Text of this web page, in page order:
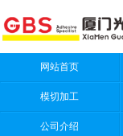
网站首页
模切加工
公司介绍